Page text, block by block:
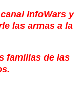
InfoWars y
las armas a la
familias de las